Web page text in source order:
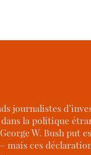
journalistes
la politique
W. Bush put
mais ces